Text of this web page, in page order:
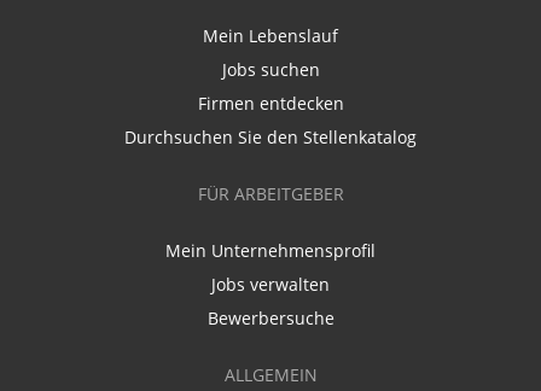
Mein Lebenslauf
Jobs suchen
Firmen entdecken
Durchsuchen Sie den Stellenkatalog
FÜR ARBEITGEBER
Mein Unternehmensprofil
Jobs verwalten
Bewerbersuche
ALLGEMEIN